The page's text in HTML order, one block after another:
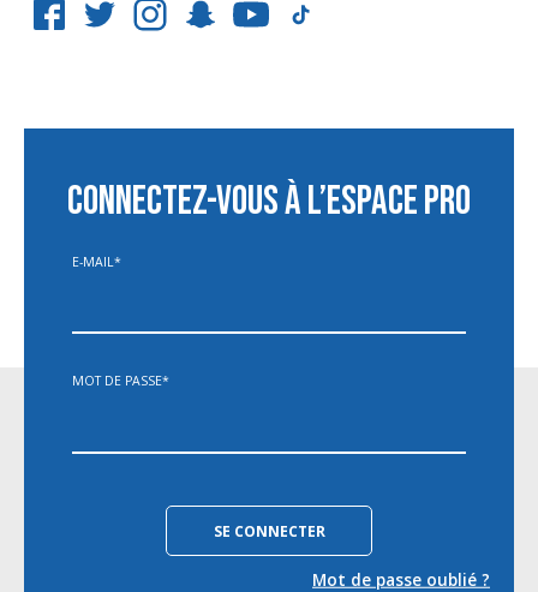
CONNECTEZ-VOUS À L’ESPACE PRO
E-MAIL *
MOT DE PASSE*
Mot de passe oublié ?